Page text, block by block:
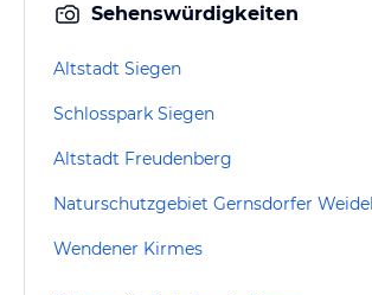
Sehenswürdigkeiten
Altstadt Siegen
Schlosspark Siegen
Altstadt Freudenberg
Wendener Kirmes